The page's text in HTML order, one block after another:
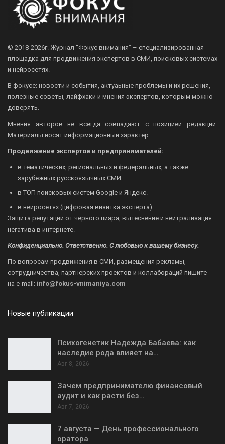
© 2018-2026г. Журнал “Фокус внимания” – специализированная
площадка для продвижения экспертов в СМИ, поисковых системах
и нейросетях.
В фокусе: новости и события, актуаьные проблемы и их решения,
полезные советы, лайфхаки и мнения экспертов, которым можно
доверять.
Мнения авторов не всегда совпадают с позицией редакции.
Материалы носят информационный характер.
Продвижение экспертов и предпринимателей:
в тематических, региональных и федеральных, а также
зарубежных русскоязычных СМИ.
в ТОП поисковых систем Google и Яндекс.
в нейросетях (цифровая визитка эксперта)
Защита репутации от черного пиара, вытеснение и нейтрализация
негатива в интернете.
Конфиденциально. Ответственно. С любовью к вашему бизнесу.
По вопросам продвижения в СМИ, размещения рекламы,
сотрудничества, партнерских проектов и коллабораций пишите
на e-mail: info@fokus-vnimaniya.com
Новые публикации
Психогенетик Надежда Бабаева: как
наследие рода влияет на…
Авг 8, 2026
Зачем предпринимателю финансовый
аудит и как расти без…
Авг 7, 2026
7 августа — День профессионального
оратора